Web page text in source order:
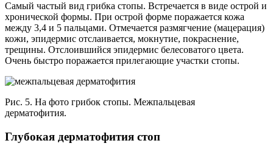
Самый частый вид грибка стопы. Встречается в виде острой и
хронической формы. При острой форме поражается кожа
между 3,4 и 5 пальцами. Отмечается размягчение (мацерация)
кожи, эпидермис отслаивается, мокнутие, покраснение,
трещины. Отслоившийся эпидермис белесоватого цвета.
Очень быстро поражается прилегающие участки стопы.
Рис. 5. На фото грибок стопы. Межпальцевая
дерматофития.
Глубокая дерматофития стоп